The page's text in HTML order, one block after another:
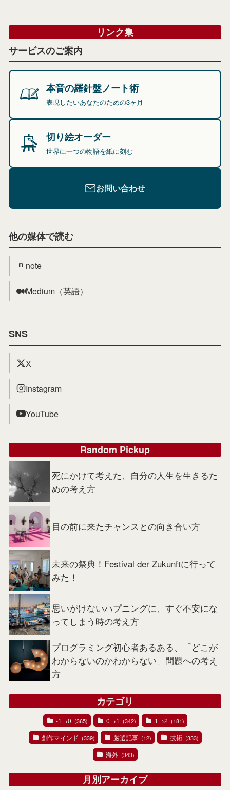
リンク集
サービスのご案内
本音の羅針盤ノート術
表現したいあなたのための3ヶ月
切り絵オーダー
世界に一つの物語を紙に刻む
お問い合わせ
他の媒体で読む
note
Medium（英語）
SNS
X
Instagram
YouTube
Random Pickup
死にかけて考えた、自分の人生を生きるた
めの考え方
目の前に来たチャンスとの向き合い方
未来の祭典！Festival der Zukunftに行って
みた！
思いがけないハプニングに、すぐ不安にな
ってしまう時の考え方
プログラミング初心者あるある、「どこが
わからないのかわからない」問題への考え
方
カテゴリ
-1→0 (365) 0→1 (342) 1→2 (181)
創作マインド (339) 厳選記事 (12) 技術 (333)
海外 (343)
月別アーカイブ